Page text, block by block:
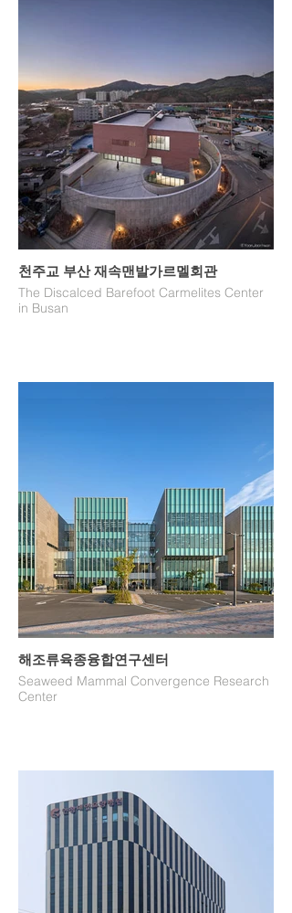
천주교 부산 재속맨발가르멜회관
The Discalced Barefoot Carmelites Center
in Busan
해조류육종융합연구센터
Seaweed Mammal Convergence Research
Center